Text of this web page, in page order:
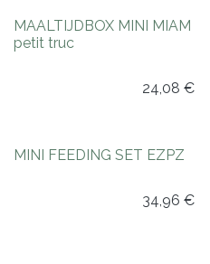
Nieuw!
MAALTIJDBOX MINI MIAM
petit truc
24,08 €
MINI FEEDING SET EZPZ
34,96 €